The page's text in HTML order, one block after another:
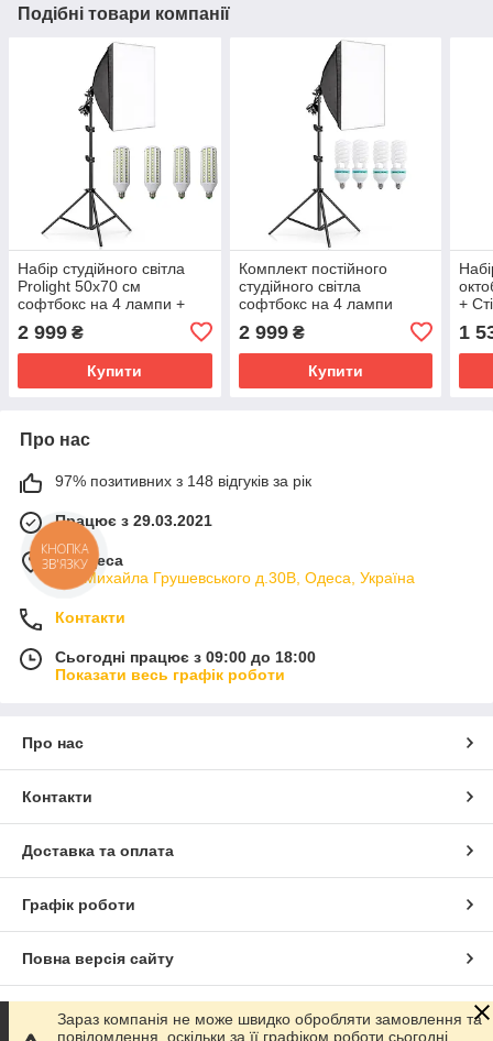
Подібні товари компанії
Набір студійного світла
Prolight 50х70 см
софтбокс на 4 лампи +
Стійка + LED лампи 60 Вт.
2 999 ₴
Купити
Комплект постійного
студійного світла
софтбокс на 4 лампи
Prolighting 50x70 + Стійка
+ Лампи 150 Вт.
2 999₴
Купити
+
1
Про нас
97% позитивних з 148 відгуків за рік
Працює з 29.03.2021
м. Одеса
вул.Михайла Грушевського д.30В, Одеса, Україна
Контакти
Сьогодні працює з 09:00 до 18:00
Показати весь графік роботи
Про нас
Контакти
Доставка та оплата
Графік роботи
Повна версія сайту
Сайт створено на маркетплейсі Prom.ua
Зараз компанія не може швидко обробляти замовлення та
повідомлення, оскільки за її графіком роботи сьогодні
КНОПКА
ЗВ'ЯЗКУ